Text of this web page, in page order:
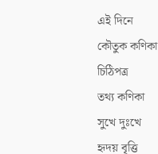
এই দিনে
কৌতুক কণিকা
চিঠিপত্র
তথ্য কণিকা
সুখে দুঃখে
হৃদয় বৃত্তি